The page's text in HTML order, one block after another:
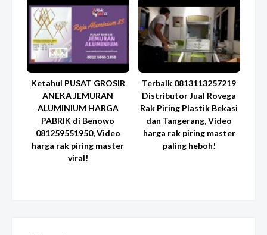
Ketahui PUSAT GROSIR
ANEKA JEMURAN
ALUMINIUM HARGA
PABRIK di Benowo
081259551950, Video
harga rak piring master
viral!
Terbaik 0813113257219
Distributor Jual Rovega
Rak Piring Plastik Bekasi
dan Tangerang, Video
harga rak piring master
paling heboh!